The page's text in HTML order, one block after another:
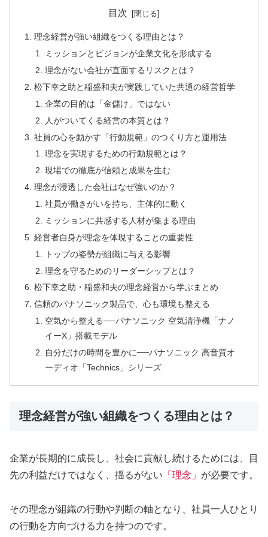
目次
理念経営が強い組織をつくる理由とは？
ミッションとビジョンが企業文化を形成する
理念がない会社が直面するリスクとは？
松下幸之助と稲盛和夫が実践していた共通の経営哲学
企業の目的は「金儲け」ではない
人がついてくる経営の本質とは？
社員の心を動かす「行動規範」のつくり方と運用法
理念を実現するための行動規範とは？
現場での徹底が信頼と成果を生む
理念が浸透した会社はなぜ強いのか？
社員が働きがいを持ち、主体的に動く
ミッションに共感する人材が集まる理由
経営者自身が理念を体現することの重要性
トップの姿勢が組織に与える影響
理念を守るためのリーダーシップとは？
松下幸之助・稲盛和夫の理念経営から学ぶまとめ
信頼のパナソニック製品で、心も環境も整える
空気から整える──パナソニック 空気清浄機「ナノ
イーX」搭載モデル
自分だけの時間を豊かに──パナソニック 高音質オ
ーディオ「Technics」シリーズ
理念経営が強い組織をつくる理由とは？
企業が長期的に成長し、社会に貢献し続けるためには、目
先の利益だけではなく、揺るがない 「理念」 が必要です。
その理念が組織の行動や判断の軸となり、社員一人ひとり
の行動を方向づける力を持つのです。